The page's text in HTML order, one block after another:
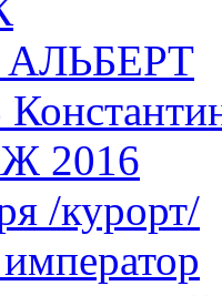
2016
/курорт/